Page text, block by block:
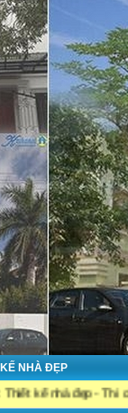
NHÀ ĐẸP
đẹp - Thi công